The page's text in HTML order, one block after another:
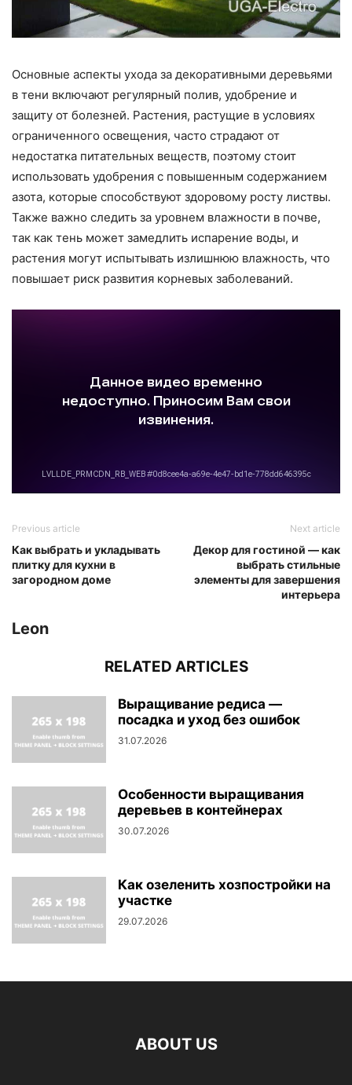
Основные аспекты ухода за декоративными деревьями
в тени включают регулярный полив, удобрение и
защиту от болезней. Растения, растущие в условиях
ограниченного освещения, часто страдают от
недостатка питательных веществ, поэтому стоит
использовать удобрения с повышенным содержанием
азота, которые способствуют здоровому росту листвы.
Также важно следить за уровнем влажности в почве,
так как тень может замедлить испарение воды, и
растения могут испытывать излишнюю влажность, что
повышает риск развития корневых заболеваний.
Previous article
Как выбрать и укладывать
плитку для кухни в
загородном доме
Next article
Декор для гостиной — как
выбрать стильные
элементы для завершения
интерьера
Leon
RELATED ARTICLES
Выращивание редиса —
посадка и уход без ошибок
31.07.2026
Особенности выращивания
деревьев в контейнерах
30.07.2026
Как озеленить хозпостройки на
участке
29.07.2026
ABOUT US